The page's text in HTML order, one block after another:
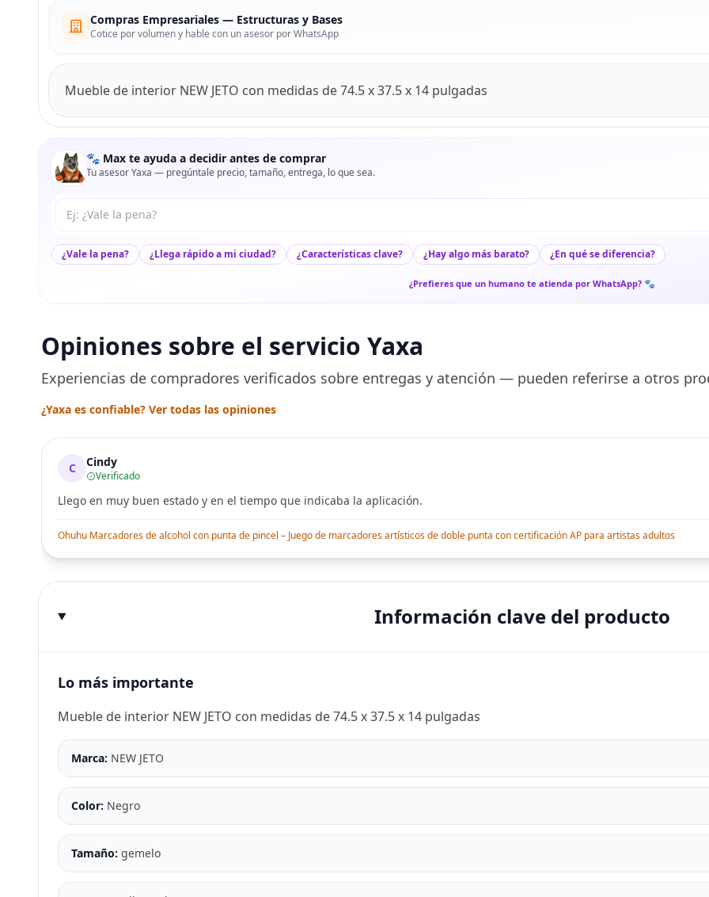
Compras Empresariales — Estructuras y Bases
Cotice por volumen y hable con un asesor por WhatsApp
Mueble de interior NEW JETO con medidas de 74.5 x 37.5 x 14 pulgadas
🐾 Max te ayuda a decidir antes de comprar
Tu asesor Yaxa — pregúntale precio, tamaño, entrega, lo que sea.
Tu pregunta a Max
¿Vale la pena? ¿Llega rápido a mi ciudad? ¿Características clave? ¿Hay algo más barato? ¿En qué se diferencia?
¿Prefieres que un humano te atienda por WhatsApp? 🐾
Opiniones sobre el servicio Yaxa
Experiencias de compradores verificados sobre entregas y atención — pueden referirse a otros
¿Yaxa es confiable? Ver todas las opiniones
C Cindy
Verificado
Llego en muy buen estado y en el tiempo que indicaba la aplicación.
Ohuhu Marcadores de alcohol con punta de pincel – Juego de marcadores artísticos de doble punta con certificación AP para artistas adultos
Información clave del producto
Lo más importante
Mueble de interior NEW JETO con medidas de 74.5 x 37.5 x 14 pulgadas
Marca: NEW JETO
Color: Negro
Tamaño: gemelo